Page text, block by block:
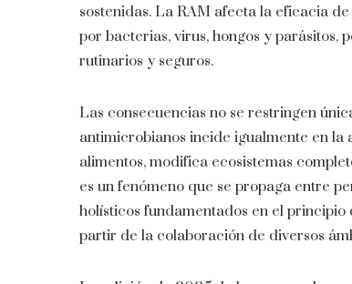
sostenidas. La RAM afecta la eficacia
por bacterias, virus, hongos y parásitos,
rutinarios y seguros.
Las consecuencias no se restringen
antimicrobianos incide igualmente en
alimentos, modifica ecosistemas
es un fenómeno que se propaga entre
holísticos fundamentados en el
partir de la colaboración de diversos